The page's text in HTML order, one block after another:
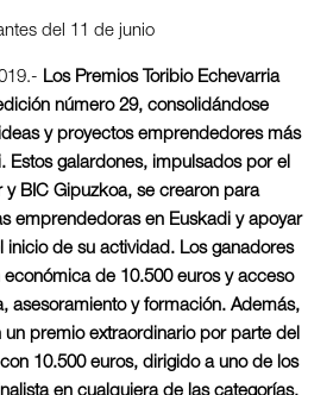
del 11 de junio
Los Premios Toribio Echevarria
número 29, consolidándose
y proyectos emprendedores más
Estos galardones, impulsados por el
y BIC Gipuzkoa, se crearon para
emprendedoras en Euskadi y apoyar
inicio de su actividad. Los ganadores
económica de 10.500 euros y acceso
asesoramiento y formación. Además,
premio extraordinario por parte del
10.500 euros, dirigido a uno de los